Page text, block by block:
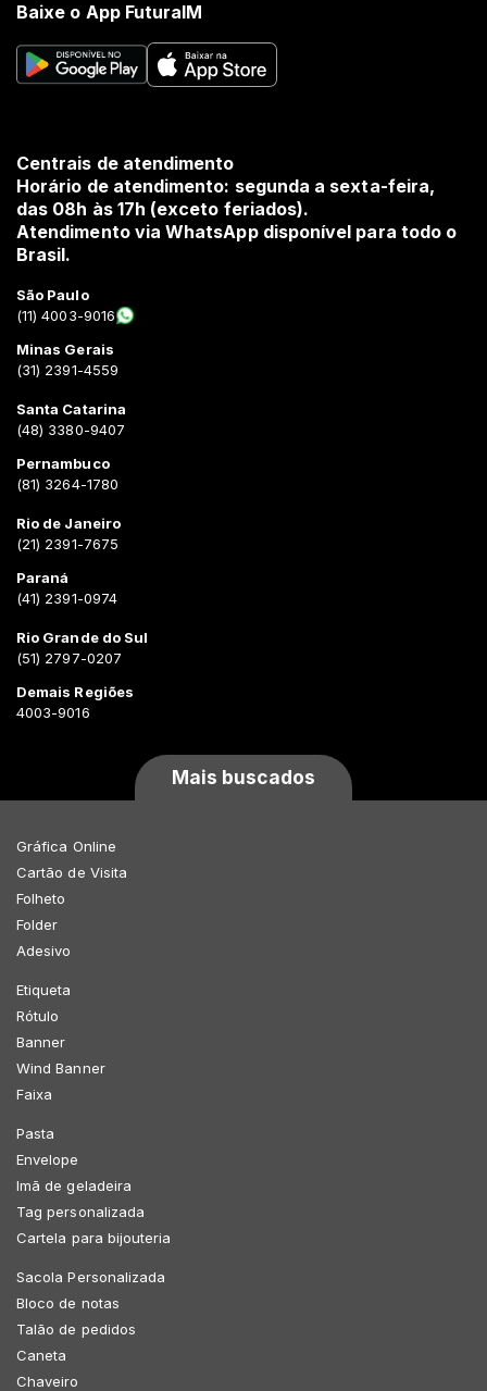
Baixe o App FuturaIM
Centrais de atendimento
Horário de atendimento: segunda a sexta-feira,
das 08h às 17h (exceto feriados).
Atendimento via WhatsApp disponível para todo o
Brasil.
São Paulo
(11) 4003-9016
Minas Gerais
(31) 2391-4559
Santa Catarina
(48) 3380-9407
Pernambuco
(81) 3264-1780
Rio de Janeiro
(21) 2391-7675
Paraná
(41) 2391-0974
Rio Grande do Sul
(51) 2797-0207
Demais Regiões
4003-9016
Mais buscados
Gráfica Online
Cartão de Visita
Folheto
Folder
Adesivo
Etiqueta
Rótulo
Banner
Wind Banner
Faixa
Pasta
Envelope
Imã de geladeira
Tag personalizada
Cartela para bijouteria
Sacola Personalizada
Bloco de notas
Talão de pedidos
Caneta
Chaveiro